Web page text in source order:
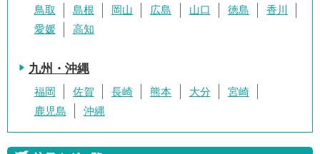
鳥取 島根 岡山 広島 山口 徳島
香川
愛媛
高知
九州・沖縄
福岡 佐賀 長崎 熊本 大分
宮崎
鹿児島
沖縄